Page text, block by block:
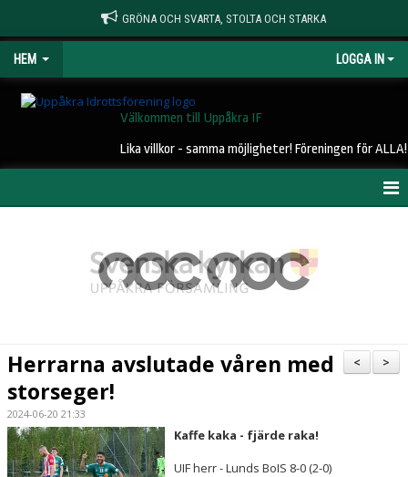
GRÖNA OCH SVARTA, STOLTA OCH STARKA
HEM LOGGA IN
Välkommen till Uppåkra IF
Lika villkor - samma möjligheter! Föreningen för ALLA!
STYRELSE
LEDARE
KALENDER
>
<
Herrarna avslutade våren med
storseger!
2024-06-20 21:33
Kaffe kaka - fjärde raka!
UIF herr - Lunds BoIS 8-0 (2-0)